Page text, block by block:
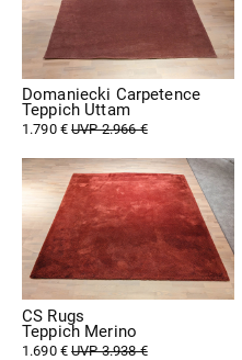
Domaniecki Carpetence
Teppich Uttam
1.790 €UVP 2.966 €
CS Rugs
Teppich Merino
1.690 €UVP 3.938 €